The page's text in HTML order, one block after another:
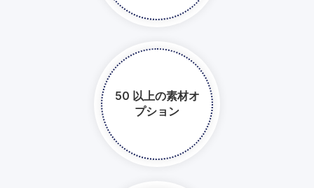
50 以上の素材オ
プション